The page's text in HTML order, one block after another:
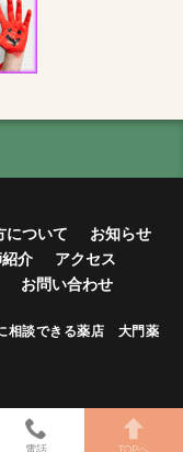
について
お知らせ
介
アクセス
お問い合わせ
相談できる薬店 大門薬
電話 TOPへ